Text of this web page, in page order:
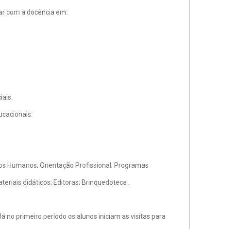
com a docência em:
Humanos; Orientação Profissional; Programas
didáticos; Editoras; Brinquedoteca .
no primeiro período os alunos iniciam as visitas para